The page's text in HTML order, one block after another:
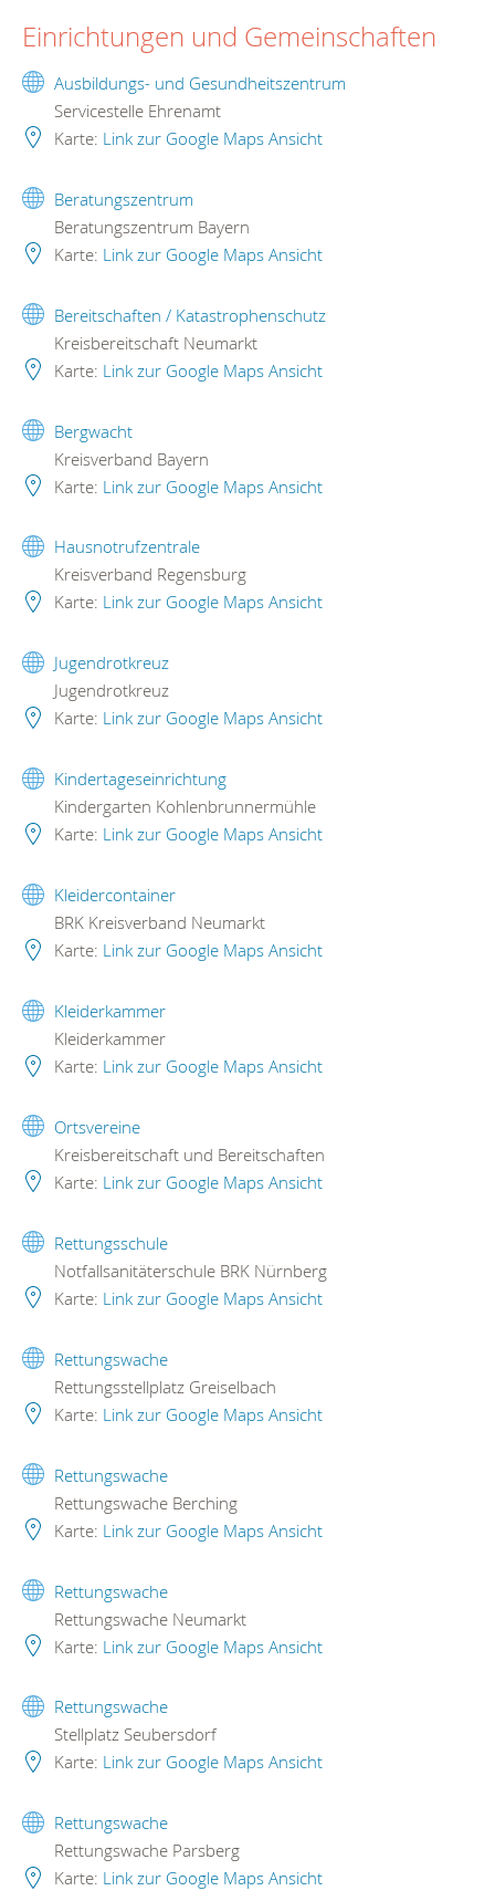
Einrichtungen und Gemeinschaften
Ausbildungs- und Gesundheitszentrum
Servicestelle Ehrenamt
Karte: Link zur Google Maps Ansicht
Beratungszentrum
Beratungszentrum Bayern
Karte: Link zur Google Maps Ansicht
Bereitschaften / Katastrophenschutz
Kreisbereitschaft Neumarkt
Karte: Link zur Google Maps Ansicht
Bergwacht
Kreisverband Bayern
Karte: Link zur Google Maps Ansicht
Hausnotrufzentrale
Kreisverband Regensburg
Karte: Link zur Google Maps Ansicht
Jugendrotkreuz
Jugendrotkreuz
Karte: Link zur Google Maps Ansicht
Kindertageseinrichtung
Kindergarten Kohlenbrunnermühle
Karte: Link zur Google Maps Ansicht
Kleidercontainer
BRK Kreisverband Neumarkt
Karte: Link zur Google Maps Ansicht
Kleiderkammer
Kleiderkammer
Karte: Link zur Google Maps Ansicht
Ortsvereine
Kreisbereitschaft und Bereitschaften
Karte: Link zur Google Maps Ansicht
Rettungsschule
Notfallsanitäterschule BRK Nürnberg
Karte: Link zur Google Maps Ansicht
Rettungswache
Rettungsstellplatz Greiselbach
Karte: Link zur Google Maps Ansicht
Rettungswache
Rettungswache Berching
Karte: Link zur Google Maps Ansicht
Rettungswache
Rettungswache Neumarkt
Karte: Link zur Google Maps Ansicht
Rettungswache
Stellplatz Seubersdorf
Karte: Link zur Google Maps Ansicht
Rettungswache
Rettungswache Parsberg
Karte: Link zur Google Maps Ansicht